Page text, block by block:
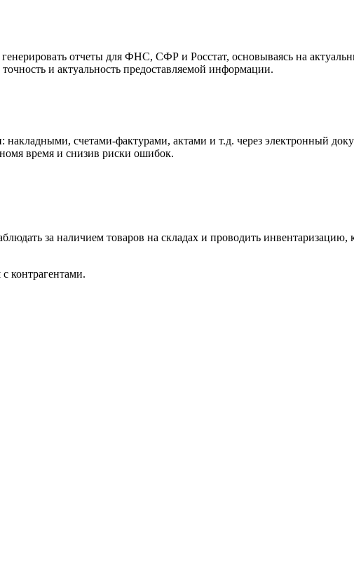
отчеты для ФНС, СФР и Росстат, основываясь на
и актуальность предоставляемой информации.
счетами-фактурами, актами и т.д. через электронный
время и снизив риски ошибок.
за наличием товаров на складах и проводить
контрагентами.